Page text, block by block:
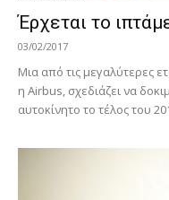
Έρχεται το
03/02/2017
Μια από τις μεγαλύτερες
η Airbus, σχεδιάζει να
αυτοκίνητο το τέλος του